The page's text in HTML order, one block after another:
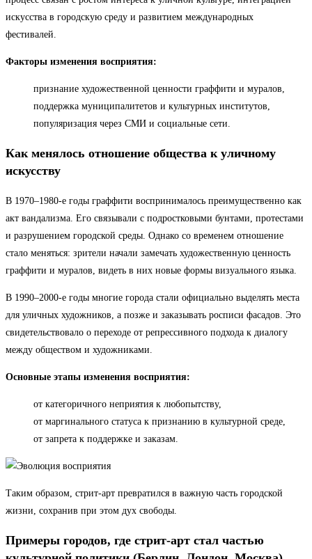
искусства в городскую среду и развитием международных
фестивалей.
Факторы изменения восприятия:
признание художественной ценности граффити и муралов,
поддержка муниципалитетов и культурных институтов,
популяризация через СМИ и социальные сети.
Как менялось отношение общества к уличному
искусству
В 1970–1980-е годы граффити воспринималось преимущественно как
акт вандализма. Его связывали с подростковыми бунтами, протестами
и разрушением городской среды. Однако со временем отношение
стало меняться: зрители начали замечать художественную ценность
граффити и муралов, видеть в них новые формы визуального языка.
В 1990–2000-е годы многие города стали официально выделять места
для уличных художников, а позже и заказывать росписи фасадов. Это
свидетельствовало о переходе от репрессивного подхода к диалогу
между обществом и художниками.
Основные этапы изменения восприятия:
от категоричного неприятия к любопытству,
от маргинального статуса к признанию в культурной среде,
от запрета к поддержке и заказам.
Таким образом, стрит-арт превратился в важную часть городской
жизни, сохранив при этом дух свободы.
Примеры городов, где стрит-арт стал частью